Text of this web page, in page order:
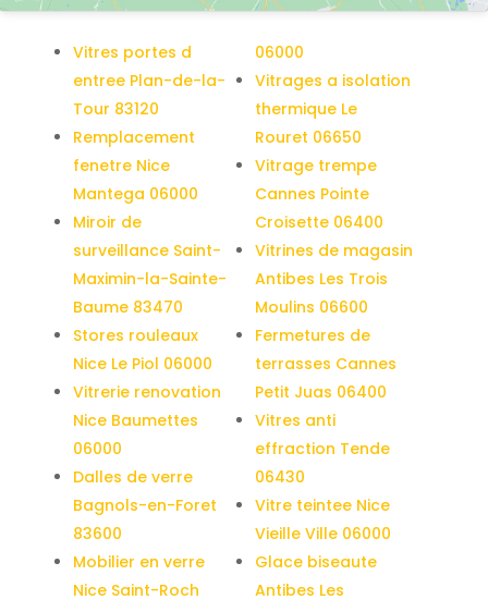
Vitres portes d
entree Plan-de-la-
Tour 83120
Remplacement
fenetre Nice
Mantega 06000
Miroir de
surveillance Saint-
Maximin-la-Sainte-
Baume 83470
Stores rouleaux
Nice Le Piol 06000
Vitrerie renovation
Nice Baumettes
06000
Dalles de verre
Bagnols-en-Foret
83600
Mobilier en verre
Nice Saint-Roch
06000
Vitrages a isolation
thermique Le
Rouret 06650
Vitrage trempe
Cannes Pointe
Croisette 06400
Vitrines de magasin
Antibes Les Trois
Moulins 06600
Fermetures de
terrasses Cannes
Petit Juas 06400
Vitres anti
effraction Tende
06430
Vitre teintee Nice
Vieille Ville 06000
Glace biseaute
Antibes Les